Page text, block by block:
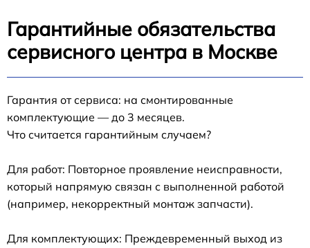
Гарантийные обязательства
сервисного центра в Москве
Гарантия от сервиса: на смонтированные
комплектующие — до 3 месяцев.
Что считается гарантийным случаем?
Для работ: Повторное проявление неисправности,
который напрямую связан с выполненной работой
(например, некорректный монтаж запчасти).
Для комплектующих: Преждевременный выход из